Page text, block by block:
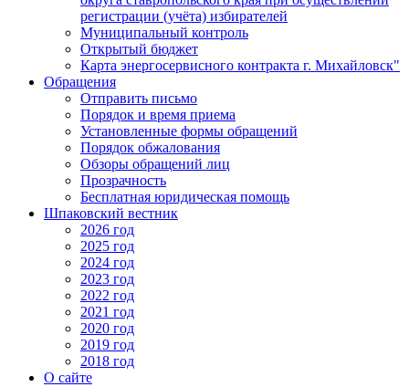
регистрации (учёта) избирателей
Муниципальный контроль
Открытый бюджет
Карта энергосервисного контракта г. Михайловск"
Обращения
Отправить письмо
Порядок и время приема
Установленные формы обращений
Порядок обжалования
Обзоры обращений лиц
Прозрачность
Бесплатная юридическая помощь
Шпаковский вестник
2026 год
2025 год
2024 год
2023 год
2022 год
2021 год
2020 год
2019 год
2018 год
О сайте